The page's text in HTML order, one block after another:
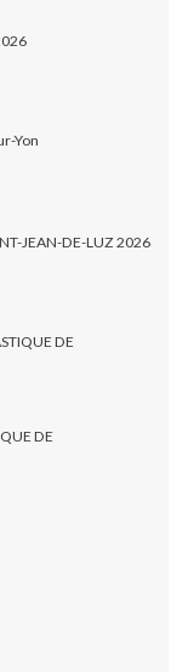
Yon
JEAN-DE-LUZ 2026
DE
DE